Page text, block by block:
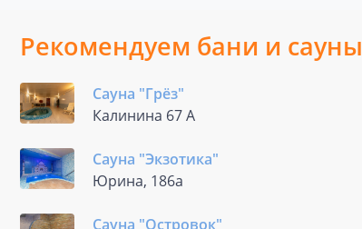
Рекомендуем бани и сауны
Сауна "Грёз"
Калинина 67 А
Сауна "Экзотика"
Юрина, 186а
Сауна "Островок"